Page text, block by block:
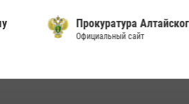
Прокуратура
Официальный сайт